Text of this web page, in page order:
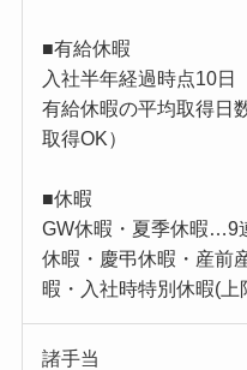
■有給休暇
入社半年経過時点10日
有給休暇の平均取得日
取得OK）
■休暇
GW休暇・夏季休暇…9
休暇・慶弔休暇・産前
暇・入社時特別休暇(上
諸手当